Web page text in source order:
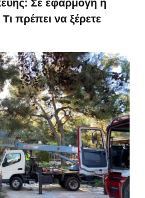
Σε εφαρμογή η
πρέπει να ξέρετε